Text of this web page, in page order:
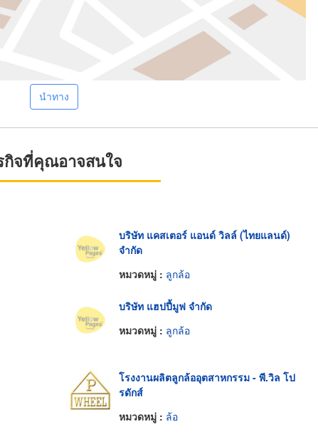
นำทาง
กิจที่คุณอาจสนใจ
บริษัท แคสเตอร์ แอนด์ วิลล์ (ไทยแลนด์)
จำกัด
หมวดหมู่ : ลูกล้อ
บริษัท แฮปปี้มูฟ จำกัด
หมวดหมู่ : ลูกล้อ
โรงงานผลิตลูกล้ออุตสาหกรรม - พี.วิล โป
รดักส์
หมวดหมู่ : ล้อ